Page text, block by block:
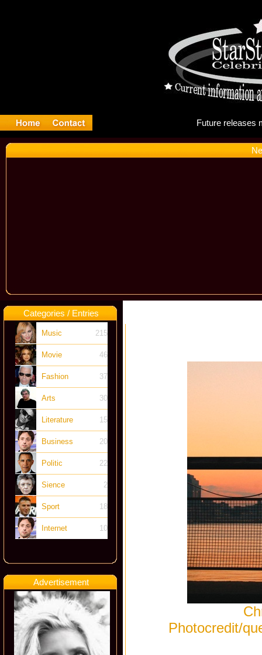
Categories / Entries
Music 215
Movie 46
Fashion 37
Arts 30
Literature 15
Business 20
Politic 22
Sience 2
Sport 18
Internet 10
Advertisement
Photocredit/